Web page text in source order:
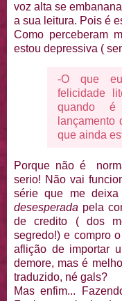
voz alta se
a sua leitura. Pois é
Como perceberam
estou depressiva (
-O que
felicidade
quando
lançamento
que ainda
Porque não é
serio! Não vai
série que me deixa
desesperada pela
de credito ( dos
segredo!) e compro
aflição de importar
demore, mas é
traduzido, né gals?
Mas enfim...